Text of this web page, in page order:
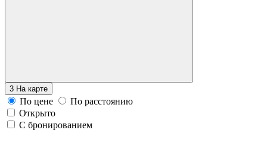
3 На карте
По цене
По расстоянию
Открыто
С бронированием